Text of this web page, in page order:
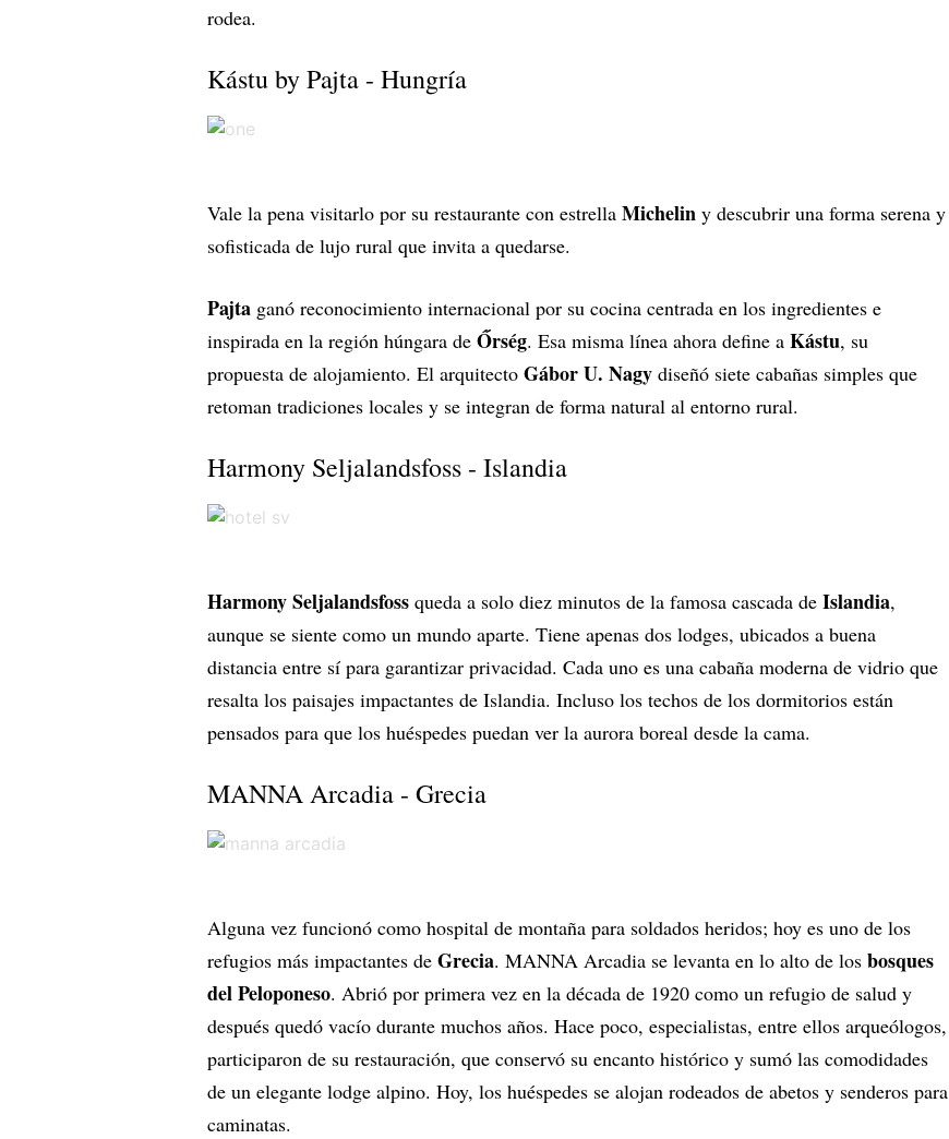
rodea.
Kástu by Pajta - Hungría
Vale la pena visitarlo por su restaurante con estrella Michelin y descubrir una forma serena y
sofisticada de lujo rural que invita a quedarse.
Pajta ganó reconocimiento internacional por su cocina centrada en los ingredientes e
inspirada en la región húngara de Őrség. Esa misma línea ahora define a Kástu, su
propuesta de alojamiento. El arquitecto Gábor U. Nagy diseñó siete cabañas simples que
retoman tradiciones locales y se integran de forma natural al entorno rural.
Harmony Seljalandsfoss - Islandia
Harmony Seljalandsfoss queda a solo diez minutos de la famosa cascada de Islandia,
aunque se siente como un mundo aparte. Tiene apenas dos lodges, ubicados a buena
distancia entre sí para garantizar privacidad. Cada uno es una cabaña moderna de vidrio que
resalta los paisajes impactantes de Islandia. Incluso los techos de los dormitorios están
pensados para que los huéspedes puedan ver la aurora boreal desde la cama.
MANNA Arcadia - Grecia
Alguna vez funcionó como hospital de montaña para soldados heridos; hoy es uno de los
refugios más impactantes de Grecia. MANNA Arcadia se levanta en lo alto de los bosques
del Peloponeso. Abrió por primera vez en la década de 1920 como un refugio de salud y
después quedó vacío durante muchos años. Hace poco, especialistas, entre ellos arqueólogos,
participaron de su restauración, que conservó su encanto histórico y sumó las comodidades
de un elegante lodge alpino. Hoy, los huéspedes se alojan rodeados de abetos y senderos para
caminatas.